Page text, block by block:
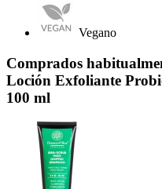
Vegano
Comprados
Loción Exfoliante
100 ml